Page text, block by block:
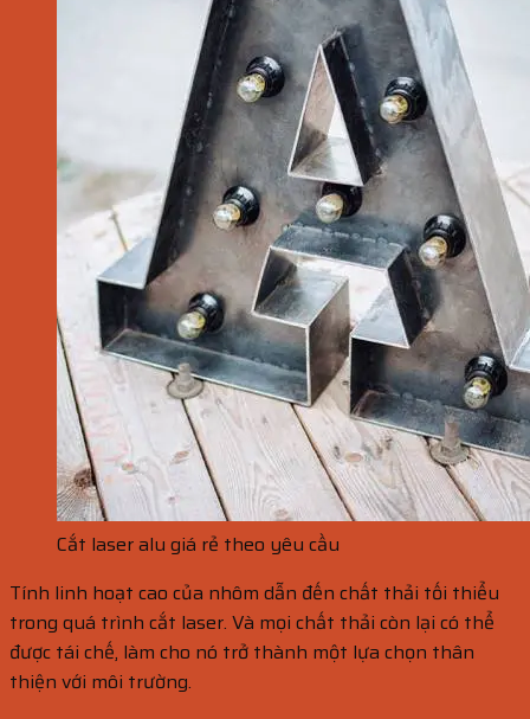
Cắt laser alu giá rẻ theo yêu cầu
Tính linh hoạt cao của nhôm dẫn đến chất thải tối thiểu
trong quá trình cắt laser. Và mọi chất thải còn lại có thể
được tái chế, làm cho nó trở thành một lựa chọn thân
thiện với môi trường.